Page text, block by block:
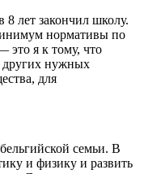
8 лет закончил школу.
нормативы по
это я к тому, что
других нужных
для
семьи. В
и физику и развить